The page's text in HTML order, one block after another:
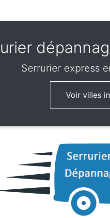
Serrurier express
Voir villes